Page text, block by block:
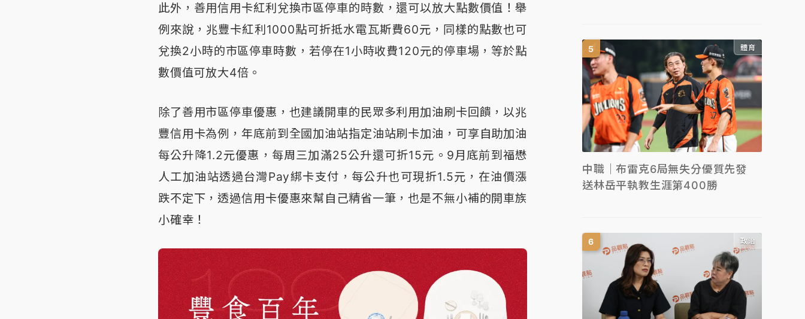
此外，善用信用卡紅利兌換市區停車的時數，還可以放大點數價值！舉
例來說，兆豐卡紅利1000點可折抵水電瓦斯費60元，同樣的點數也可
兌換2小時的市區停車時數，若停在1小時收費120元的停車場，等於點
數價值可放大4倍。
除了善用市區停車優惠，也建議開車的民眾多利用加油刷卡回饋，以兆
豐信用卡為例，年底前到全國加油站指定油站刷卡加油，可享自助加油
每公升降1.2元優惠，每周三加滿25公升還可折15元。9月底前到福懋
人工加油站透過台灣Pay綁卡支付，每公升也可現折1.5元，在油價漲
跌不定下，透過信用卡優惠來幫自己精省一筆，也是不無小補的開車族
小確幸！
體育
中職｜布雷克6局無失分優質先發
送林岳平執教生涯第400勝
政治